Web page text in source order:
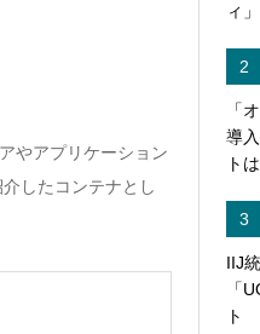
やアプリケーション
したコンテナとし
ィ
2
「
導
ト
3
IIJ
「
ト